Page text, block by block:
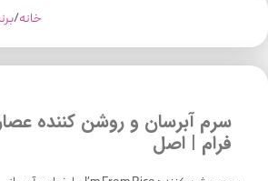
خانه
سرم آبرسان و روشن کننده
فرام | اصل